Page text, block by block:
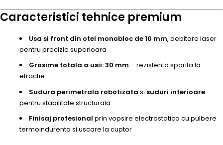
Caracteristici tehnice premium
Usa si front din otel monobloc de 10 mm, debitare laser
pentru precizie superioara
Grosime totala a usii: 30 mm – rezistenta sporita la
efractie
Sudura perimetrala robotizata si suduri interioare
pentru stabilitate structurala
Finisaj profesional prin vopsire electrostatica cu pulbere
termoindurenta si uscare la cuptor